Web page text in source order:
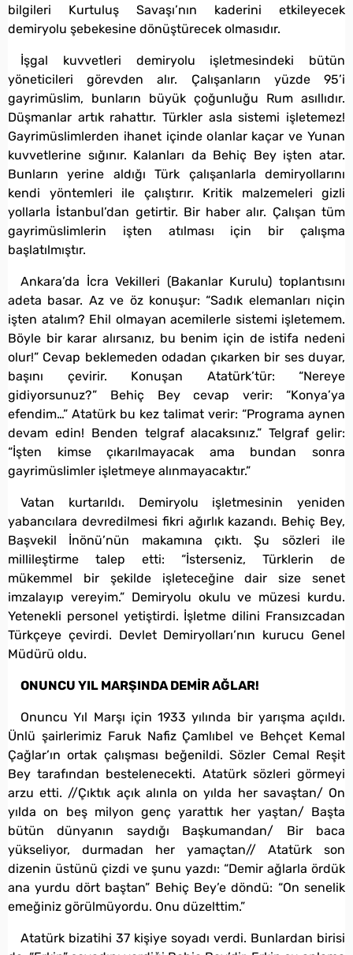
bilgileri Kurtuluş Savaşı’nın kaderini etkileyecek
demiryolu şebekesine dönüştürecek olmasıdır.
İşgal kuvvetleri demiryolu işletmesindeki bütün
yöneticileri görevden alır. Çalışanların yüzde 95’i
gayrimüslim, bunların büyük çoğunluğu Rum asıllıdır.
Düşmanlar artık rahattır. Türkler asla sistemi işletemez!
Gayrimüslimlerden ihanet içinde olanlar kaçar ve Yunan
kuvvetlerine sığınır. Kalanları da Behiç Bey işten atar.
Bunların yerine aldığı Türk çalışanlarla demiryollarını
kendi yöntemleri ile çalıştırır. Kritik malzemeleri gizli
yollarla İstanbul’dan getirtir. Bir haber alır. Çalışan tüm
gayrimüslimlerin işten atılması için bir çalışma
başlatılmıştır.
Ankara’da İcra Vekilleri (Bakanlar Kurulu) toplantısını
adeta basar. Az ve öz konuşur: “Sadık elemanları niçin
işten atalım? Ehil olmayan acemilerle sistemi işletemem.
Böyle bir karar alırsanız, bu benim için de istifa nedeni
olur!” Cevap beklemeden odadan çıkarken bir ses duyar,
başını çevirir. Konuşan Atatürk’tür: “Nereye
gidiyorsunuz?” Behiç Bey cevap verir: “Konya’ya
efendim…” Atatürk bu kez talimat verir: “Programa aynen
devam edin! Benden telgraf alacaksınız.” Telgraf gelir:
“İşten kimse çıkarılmayacak ama bundan sonra
gayrimüslimler işletmeye alınmayacaktır.”
Vatan kurtarıldı. Demiryolu işletmesinin yeniden
yabancılara devredilmesi fikri ağırlık kazandı. Behiç Bey,
Başvekil İnönü’nün makamına çıktı. Şu sözleri ile
millileştirme talep etti: “İsterseniz, Türklerin de
mükemmel bir şekilde işleteceğine dair size senet
imzalayıp vereyim.” Demiryolu okulu ve müzesi kurdu.
Yetenekli personel yetiştirdi. İşletme dilini Fransızcadan
Türkçeye çevirdi. Devlet Demiryolları’nın kurucu Genel
Müdürü oldu.
ONUNCU YIL MARŞINDA DEMİR AĞLAR!
Onuncu Yıl Marşı için 1933 yılında bir yarışma açıldı.
Ünlü şairlerimiz Faruk Nafiz Çamlıbel ve Behçet Kemal
Çağlar’ın ortak çalışması beğenildi. Sözler Cemal Reşit
Bey tarafından bestelenecekti. Atatürk sözleri görmeyi
arzu etti. //Çıktık açık alınla on yılda her savaştan/ On
yılda on beş milyon genç yarattık her yaştan/ Başta
bütün dünyanın saydığı Başkumandan/ Bir baca
yükseliyor, durmadan her yamaçtan// Atatürk son
dizenin üstünü çizdi ve şunu yazdı: “Demir ağlarla ördük
ana yurdu dört baştan” Behiç Bey’e döndü: “On senelik
emeğiniz görülmüyordu. Onu düzelttim.”
Atatürk bizatihi 37 kişiye soyadı verdi. Bunlardan birisi